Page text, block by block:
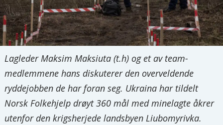
Lagleder Maksim Maksiuta (t.h) og et av team-
medlemmene hans diskuterer den overveldende
ryddejobben de har foran seg. Ukraina har tildelt
Norsk Folkehjelp drøyt 360 mål med minelagte åkrer
utenfor den krigsherjede landsbyen Liubomyrivka.